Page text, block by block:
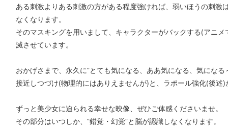
ある刺激よりある刺激の方がある程度強ければ、弱いほうの刺激
なくなります。
そのマスキングを用いまして、キャラクターがバックする(アニ
滅させています。
おかげさまで、永久に”とても気になる、ああ気になる、気になる
接近しつづけ(物理的にはありえませんが)と、ラポール強化(後述
ずっと美少女に迫られる幸せな映像、ぜひご体感くださいませ。
その部分はいつしか、”錯覚・幻覚”と脳が認識しなくなります。